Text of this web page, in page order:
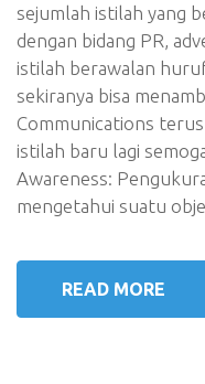
sejumlah istilah yang
dengan bidang PR,
istilah berawalan
sekiranya bisa
Communications
istilah baru lagi
Awareness:
mengetahui suatu
READ MORE